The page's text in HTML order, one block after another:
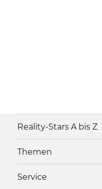
Reality-Stars A bis Z
Themen
Service